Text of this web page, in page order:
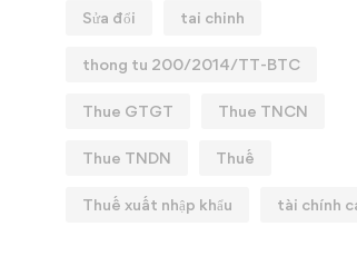
Sửa đổi tai chinh
thong tu 200/2014/TT-BTC
Thue GTGT Thue TNCN
Thue TNDN Thuế
Thuế xuất nhập khẩu tài chính